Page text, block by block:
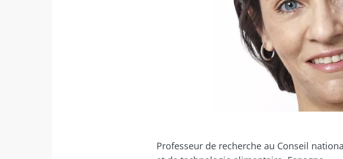
Professeur de recherche au Conseil
Ne partez pas
Rejoignez la communauté du microbiote